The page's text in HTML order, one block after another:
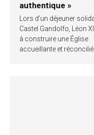
authentique »
Lors d’un déjeuner
Castel Gandolfo, Léon
à construire une Église
accueillante et